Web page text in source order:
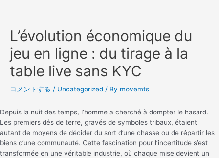
L’évolution économique du
jeu en ligne : du tirage à la
table live sans KYC
コメントする / Uncategorized / By movemts
Depuis la nuit des temps, l’homme a cherché à dompter le hasard.
Les premiers dés de terre, gravés de symboles tribaux, étaient
autant de moyens de décider du sort d’une chasse ou de répartir les
biens d’une communauté. Cette fascination pour l’incertitude s’est
transformée en une véritable industrie, où chaque mise devient un